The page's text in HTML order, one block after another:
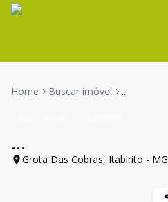
Home Buscar imóvel ...
...
Grota Das Cobras, Itabirito - MG